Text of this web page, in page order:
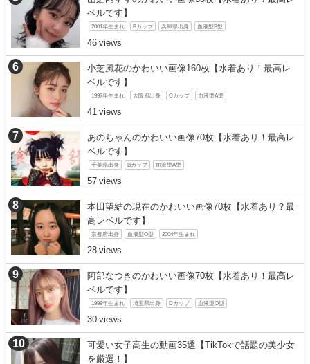
ベルです】
2001年生まれ Bカップ 兵庫県出身 血液型B型
46
小芝風花のかわいい画像160枚【水着あり！最高レ
ベルです】
1997年生まれ 大阪府出身 Cカップ 血液型A型
41
あのちゃんのかわいい画像70枚【水着あり！最高レ
ベルです】
千葉県出身 Bカップ 血液型A型
57
本田望結の現在のかわいい画像70枚【水着あり？最
高レベルです】
京都府出身 血液型O型 2004年生まれ
28
阿部なつきのかわいい画像70枚【水着あり！最高レ
ベルです】
1999年生まれ 埼玉県出身 Dカップ 血液型O型
30
可愛い女子高生の動画35選【TikTokで話題の美少女
を厳選！】